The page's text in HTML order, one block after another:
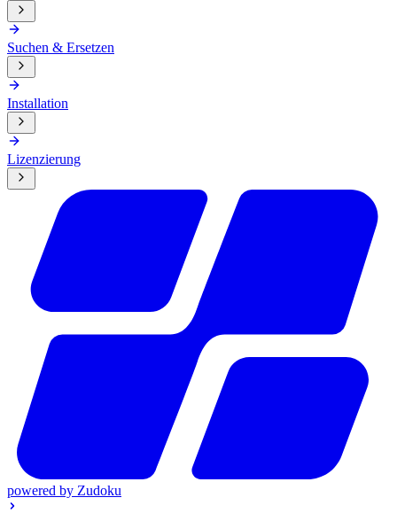
Suchen & Ersetzen
Installation
Lizenzierung
powered by Zudoku